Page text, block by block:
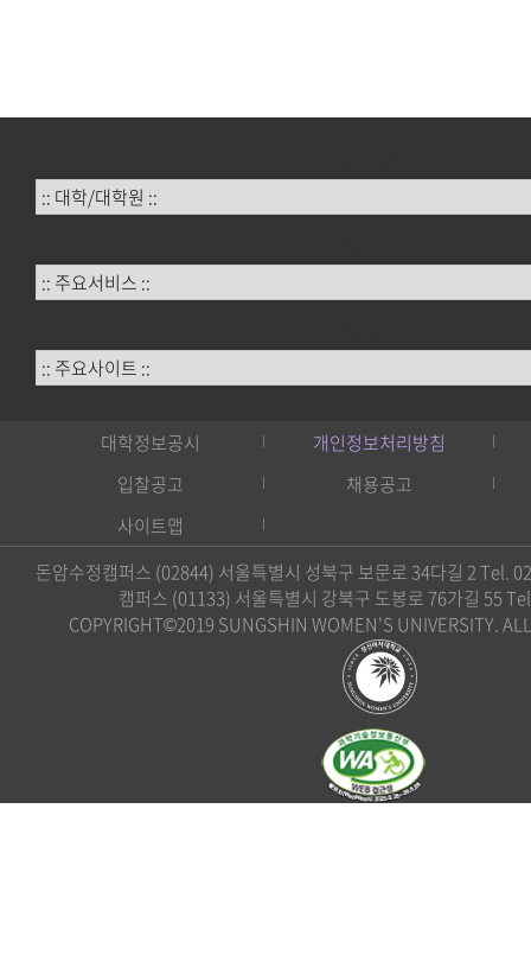
대학정보공시
개인정보처리방침
입찰공고
채용공고
사이트맵
돈암수정캠퍼스 (02844) 서울특별시 성북구 보문로 34다길 2 Tel.
캠퍼스 (01133) 서울특별시 강북구 도봉로 76가길 55
COPYRIGHT©2019 SUNGSHIN WOMEN'S UNIVERSITY.